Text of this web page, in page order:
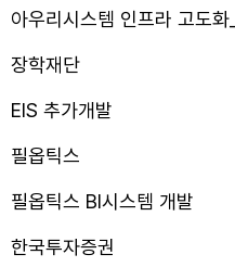
아우리시스템 인프라 고도
장학재단
EIS 추가개발
필옵틱스
필옵틱스 BI시스템 개발
한국투자증권